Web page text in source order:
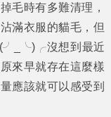
毛時有多難清理，
滿衣服的貓毛，但
沒想到最近
來早就存在這麼樣
應該就可以感受到